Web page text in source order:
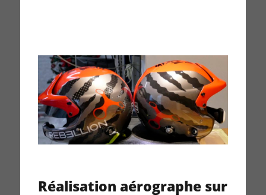
Réalisation aérographe sur